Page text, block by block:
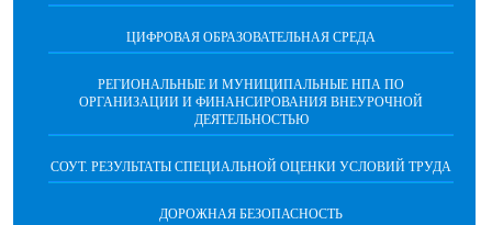
ЦИФРОВАЯ ОБРАЗОВАТЕЛЬНАЯ СРЕДА
РЕГИОНАЛЬНЫЕ И МУНИЦИПАЛЬНЫЕ НПА ПО
ОРГАНИЗАЦИИ И ФИНАНСИРОВАНИЯ ВНЕУРОЧНОЙ
ДЕЯТЕЛЬНОСТЬЮ
СОУТ. РЕЗУЛЬТАТЫ СПЕЦИАЛЬНОЙ ОЦЕНКИ УСЛОВИЙ ТРУДА
ДОРОЖНАЯ БЕЗОПАСНОСТЬ